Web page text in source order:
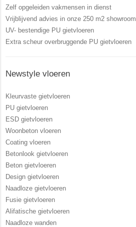
Zelf opgeleiden vakmensen in dienst
Vrijblijvend advies in onze 250 m2 showroom
UV- bestendige PU gietvloeren
Extra scheur overbruggende PU gietvloeren
Newstyle vloeren
Kleurvaste gietvloeren
PU gietvloeren
ESD gietvloeren
Woonbeton vloeren
Coating vloeren
Betonlook gietvloeren
Beton gietvloeren
Design gietvloeren
Naadloze gietvloeren
Fusie gietvloeren
Alifatische gietvloeren
Naadloze wanden